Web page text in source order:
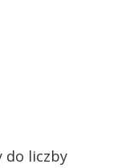
do liczby